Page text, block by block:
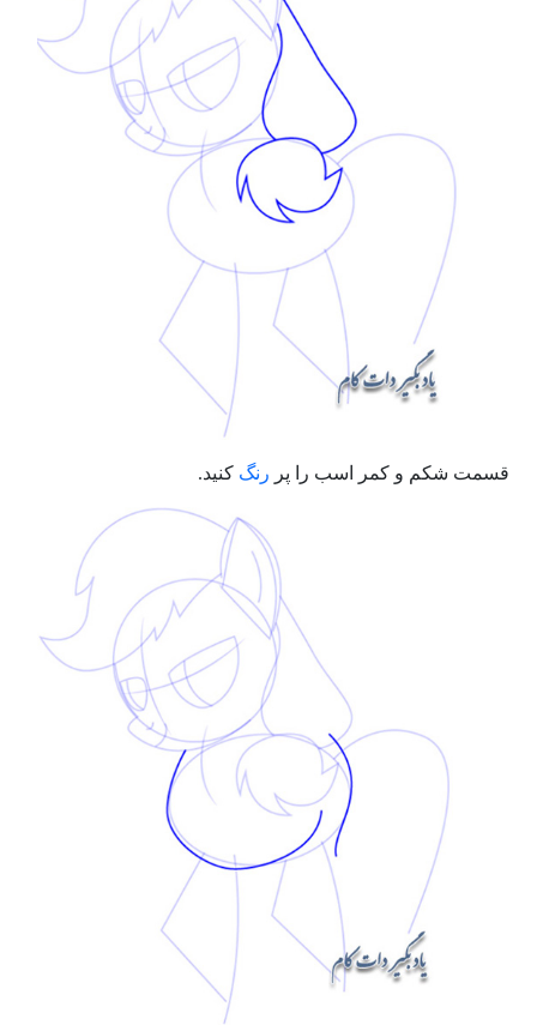
قسمت شکم و کمر اسب را پر رنگ کنید.